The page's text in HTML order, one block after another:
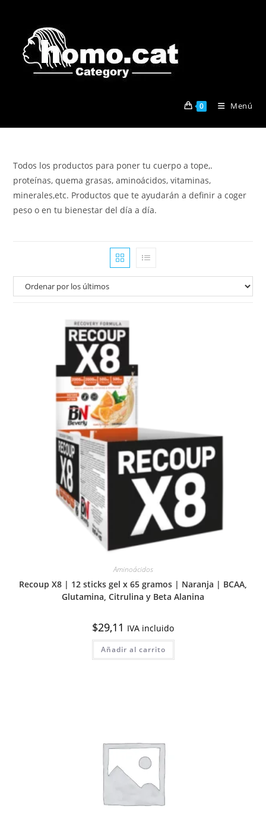
contenido
0 Menú
Todos los productos para poner tu cuerpo a tope,.
proteínas, quema grasas, aminoácidos, vitaminas,
minerales,etc. Productos que te ayudarán a definir a coger
peso o en tu bienestar del día a día.
Aminoácidos
Recoup X8 | 12 sticks gel x 65 gramos | Naranja | BCAA,
Glutamina, Citrulina y Beta Alanina
$29,11 IVA incluido
Añadir al carrito